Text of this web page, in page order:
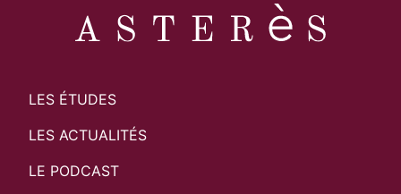
LES ÉTUDES
LES ACTUALITÉS
LE PODCAST